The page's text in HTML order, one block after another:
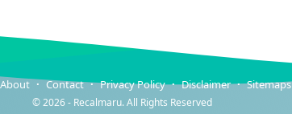
About Contact Privacy Policy Disclaimer Sitemaps
©2026 - Recalmaru. All Rights Reserved